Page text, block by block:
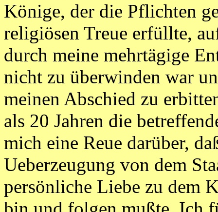
Könige, der die Pflichten
religiösen Treue erfüllte,
durch meine mehrtägige
nicht zu überwinden war
meinen Abschied zu
als 20 Jahren die
mich eine Reue darüber,
Ueberzeugung von dem
persönliche Liebe zu dem